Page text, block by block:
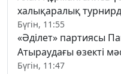
халықаралық
Бүгін, 11:55
«Әділет» партиясы
Атыраудағы өзекті
Бүгін, 11:47